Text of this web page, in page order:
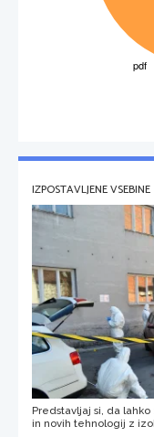
IZPOSTAVLJENE VSEBINE
Predstavljaj si, da
in novih tehnologij z